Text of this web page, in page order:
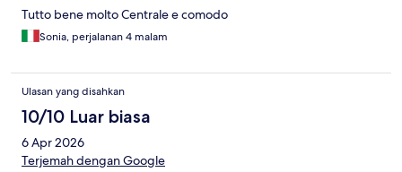
Tutto bene molto Centrale e comodo
Sonia, perjalanan 4 malam
Ulasan yang disahkan
10/10 Luar biasa
6 Apr 2026
Terjemah dengan Google